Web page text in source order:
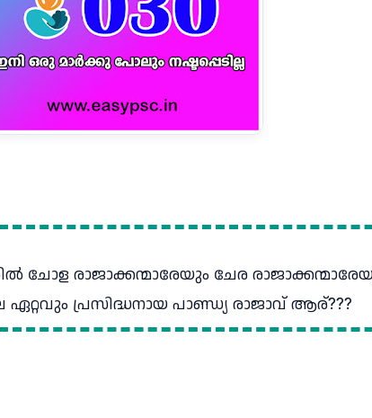
ചോള രാജാക്കന്മാരേയും ചേര
പ്രസിദ്ധനായ പാണ്ഡ്യ രാജാവ്‌ ആര്???